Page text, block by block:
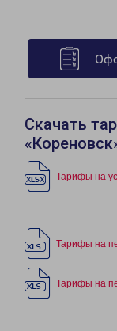
Скачать
Тарифы на
Тарифы на
Тарифы на